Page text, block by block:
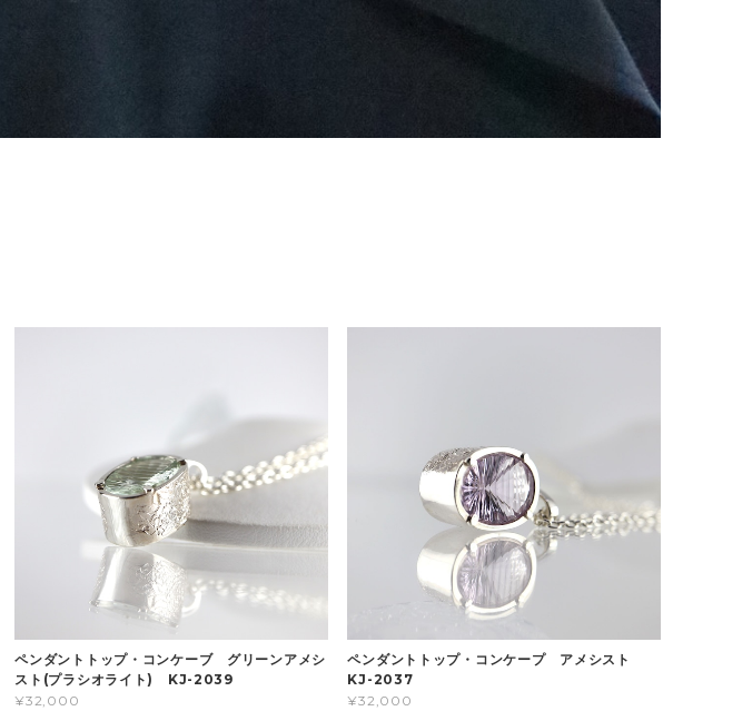
ペンダントトップ・コンケーブ グリーンアメシ
スト(プラシオライト) KJ-2039
¥32,000
ペンダントトップ・コンケープ アメシスト
KJ-2037
¥32,000